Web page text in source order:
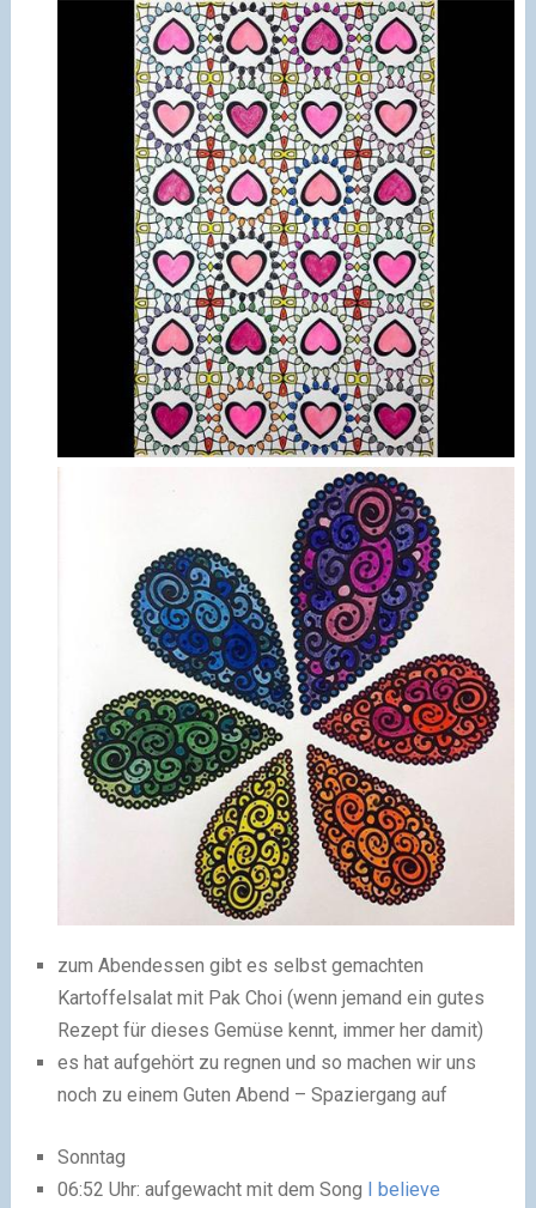
zum Abendessen gibt es selbst gemachten
Kartoffelsalat mit Pak Choi (wenn jemand ein gutes
Rezept für dieses Gemüse kennt, immer her damit)
es hat aufgehört zu regnen und so machen wir uns
noch zu einem Guten Abend – Spaziergang auf
Sonntag
06:52 Uhr: aufgewacht mit dem Song I believe